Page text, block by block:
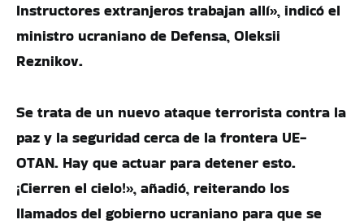
Instructores extranjeros trabajan allí», indicó el
ministro ucraniano de Defensa, Oleksii
Reznikov.
Se trata de un nuevo ataque terrorista contra la
paz y la seguridad cerca de la frontera UE-
OTAN. Hay que actuar para detener esto.
¡Cierren el cielo!», añadió, reiterando los
llamados del gobierno ucraniano para que se